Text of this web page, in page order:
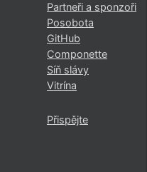
Partneři a sponzoři
Posobota
GitHub
Componette
Síň slávy
Vitrína
Přispějte